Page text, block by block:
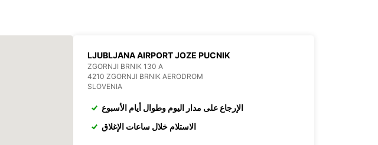
LJUBLJANA AIRPORT JOZE PUCNIK
ZGORNJI BRNIK 130 A
4210 ZGORNJI BRNIK AERODROM
SLOVENIA
الإرجاع على مدار اليوم وطوال أيام الأسبوع
الاستلام خلال ساعات الإغلاق